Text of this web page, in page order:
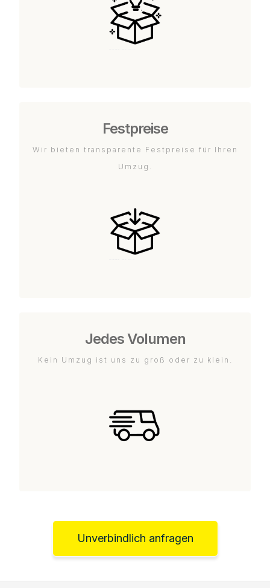
Festpreise
Wir bieten transparente Festpreise für Ihren
Umzug.
Jedes Volumen
Kein Umzug ist uns zu groß oder zu klein.
Unverbindlich anfragen